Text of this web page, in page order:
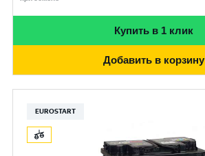
Купить в 1 клик
Добавить в корзину
EUROSTART